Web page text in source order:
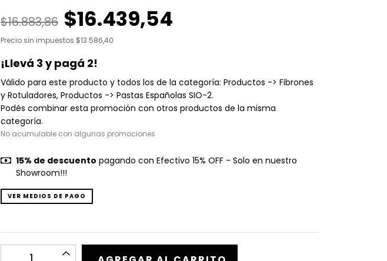
$16.883,86 $16.439,54
Precio sin impuestos $13.586,40
¡Llevá 3 y pagá 2!
Válido para este producto y todos los de la categoría: Productos -> Fibrones
y Rotuladores, Productos -> Pastas Españolas SIO-2.
Podés combinar esta promoción con otros productos de la misma
categoría.
No acumulable con algunas promociones
15% de descuento pagando con Efectivo 15% OFF - Solo en nuestro
Showroom!!!
VER MEDIOS DE PAGO